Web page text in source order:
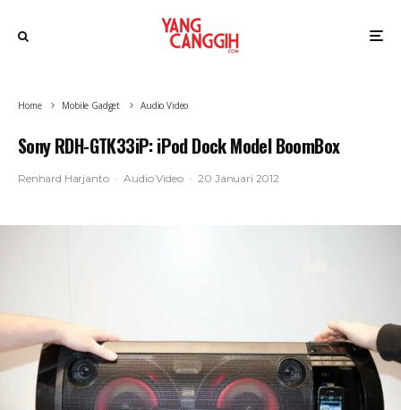
Home Mobile Gadget Audio Video
Sony RDH-GTK33iP: iPod Dock Model BoomBox
Renhard Harjanto · Audio Video · 20 Januari 2012